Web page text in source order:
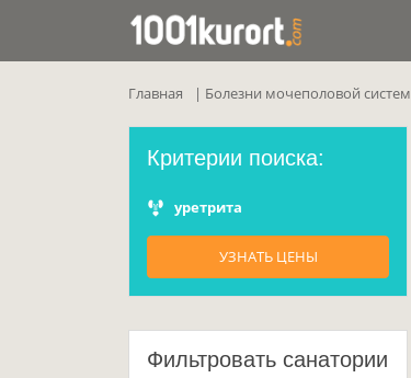
Главная Болезни мочеполовой
Критерии поиска:
уретрита
УЗНАТЬ ЦЕНЫ
Фильтровать санатории